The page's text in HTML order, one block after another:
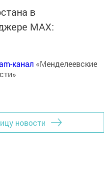
в
MАХ:
канал «Менделеевские
новости